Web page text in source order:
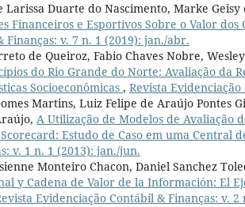
Larissa Duarte do Nascimento, Marke Geisy
Financeiros e Esportivos Sobre o Valor
Finanças: v. 7 n. 1 (2019): jan./abr.
de Queiroz, Fabio Chaves Nobre,
do Rio Grande do Norte: Avaliação da
Socioeconômicas , Revista
Martins, Luiz Felipe de Araújo Pontes
A Utilização de Modelos de Avaliação
Estudo de Caso em uma Central
v. 1 n. 1 (2013): jan./jun.
Monteiro Chacon, Daniel Sanchez
y Cadena de Valor de la Información: El
Evidenciação Contábil & Finanças: v. 2